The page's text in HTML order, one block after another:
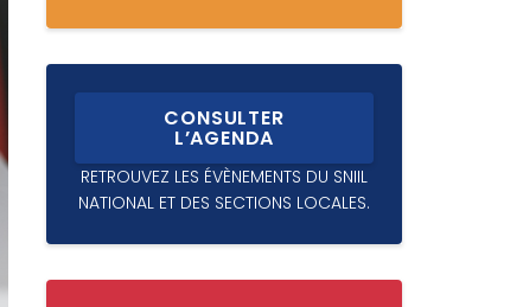
CONSULTER
L’AGENDA
RETROUVEZ LES ÉVÈNEMENTS DU SNIIL
NATIONAL ET DES SECTIONS LOCALES.